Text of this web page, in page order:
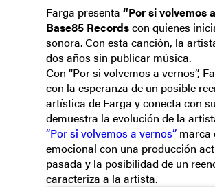
Farga presenta“Por si volvemos
Base85 Recordscon quienes
sonora. Con esta canción, la
dos años sin publicar música.
Con “Por si volvemos a vernos”,
con la esperanza de un posible
artística de Farga y conecta con
demuestra la evolución de la
“Por si volvemos a vernos” marca
emocional con una producción
pasada y la posibilidad de un
caracteriza a la artista.